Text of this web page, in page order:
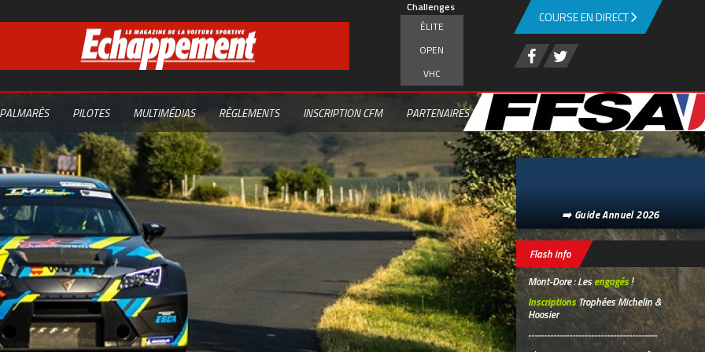
Challenges
ÉLITE
OPEN
VHC
PALMARÈS PILOTES MULTIMÉDIAS RÈGLEMENTS INSCRIPTION CFM PARTENAIRES
COURSE EN DIRECT
➡️ Guide Annuel 2026
Flash info
Mont-Dore : Lesengagés!
InscriptionsTrophées Michelin &
Hoosier
-----------------------------------------